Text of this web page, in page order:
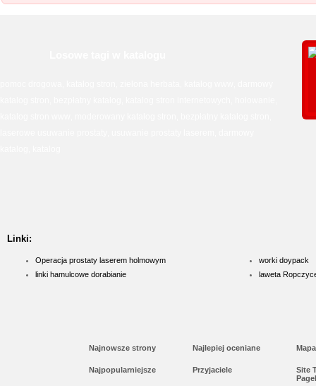
Linki:
Operacja prostaty laserem holmowym
linki hamulcowe dorabianie
worki doypack
laweta
Najnowsze strony Najlepiej oceniane
Najpopularniejsze Przyjaciele
Site